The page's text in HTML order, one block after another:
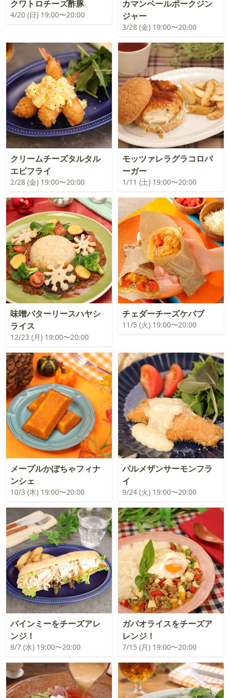
クワトロチーズ酢豚
4/20 (日) 19:00〜20:00
カマンベールポークジン
ジャー
3/28 (金) 19:00〜20:00
クリームチーズタルタル
エビフライ
2/28 (金) 19:00〜20:00
モッツァレラグラコロバ
ーガー
1/11 (土) 19:00〜20:00
味噌バターリースハヤシ
ライス
12/23 (月) 19:00〜20:00
チェダーチーズケバブ
11/5 (火) 19:00〜20:00
メープルかぼちゃフィナ
ンシェ
10/3 (木) 19:00〜20:00
パルメザンサーモンフラ
イ
9/24 (火) 19:00〜20:00
バインミーをチーズアレ
ンジ！
8/7 (水) 19:00〜20:00
ガパオライスをチーズア
レンジ！
7/15 (月) 19:00〜20:00